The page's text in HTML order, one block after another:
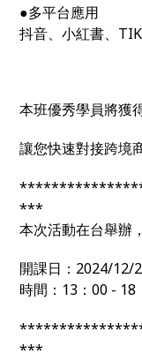
●多平台應用
抖音、小紅書、
本班優秀學員將獲
讓您快速對接跨境
***
本次活動在台舉辦
開課日：2024/12/
時間：13：00 - 18
***